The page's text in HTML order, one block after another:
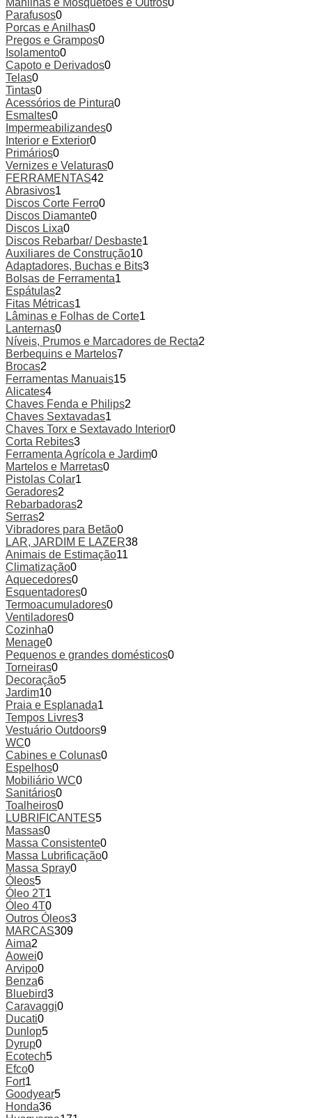
Manilhas e Mosquetões e Outros0
Parafusos0
Porcas e Anilhas0
Pregos e Grampos0
Isolamento0
Capoto e Derivados0
Telas0
Tintas0
Acessórios de Pintura0
Esmaltes0
Impermeabilizandes0
Interior e Exterior0
Primários0
Vernizes e Velaturas0
FERRAMENTAS42
Abrasivos1
Discos Corte Ferro0
Discos Diamante0
Discos Lixa0
Discos Rebarbar/ Desbaste1
Auxiliares de Construção10
Adaptadores, Buchas e Bits3
Bolsas de Ferramenta1
Espátulas2
Fitas Métricas1
Lâminas e Folhas de Corte1
Lanternas0
Níveis, Prumos e Marcadores de Recta2
Berbequins e Martelos7
Brocas2
Ferramentas Manuais15
Alicates4
Chaves Fenda e Philips2
Chaves Sextavadas1
Chaves Torx e Sextavado Interior0
Corta Rebites3
Ferramenta Agrícola e Jardim0
Martelos e Marretas0
Pistolas Colar1
Geradores2
Rebarbadoras2
Serras2
Vibradores para Betão0
LAR, JARDIM E LAZER38
Animais de Estimação11
Climatização0
Aquecedores0
Esquentadores0
Termoacumuladores0
Ventiladores0
Cozinha0
Menage0
Pequenos e grandes domésticos0
Torneiras0
Decoração5
Jardim10
Praia e Esplanada1
Tempos Livres3
Vestuário Outdoors9
WC0
Cabines e Colunas0
Espelhos0
Mobiliário WC0
Sanitários0
Toalheiros0
LUBRIFICANTES5
Massas0
Massa Consistente0
Massa Lubrificação0
Massa Spray0
Óleos5
Óleo 2T1
Óleo 4T0
Outros Óleos3
MARCAS309
Aima2
Aowei0
Arvipo0
Benza6
Bluebird3
Caravaggi0
Ducati0
Dunlop5
Dyrup0
Ecotech5
Efco0
Fort1
Goodyear5
Honda36